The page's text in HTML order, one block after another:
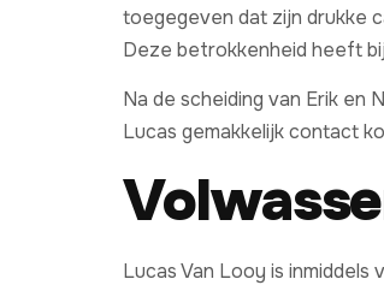
toegegeven dat zijn drukke
Deze betrokkenheid heeft
Na de scheiding van Erik en
Lucas gemakkelijk contact
Lucas Van Looy is